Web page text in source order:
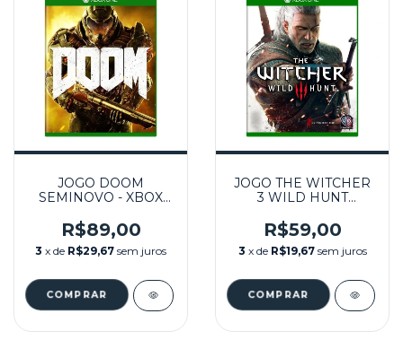
JOGO DOOM
SEMINOVO - XBOX
R$89,00
3 x de R$29,67 sem juros
JOGO THE WITCHER
3 WILD HUNT
ONE
R$59,00
3 x de R$19,67 sem juros